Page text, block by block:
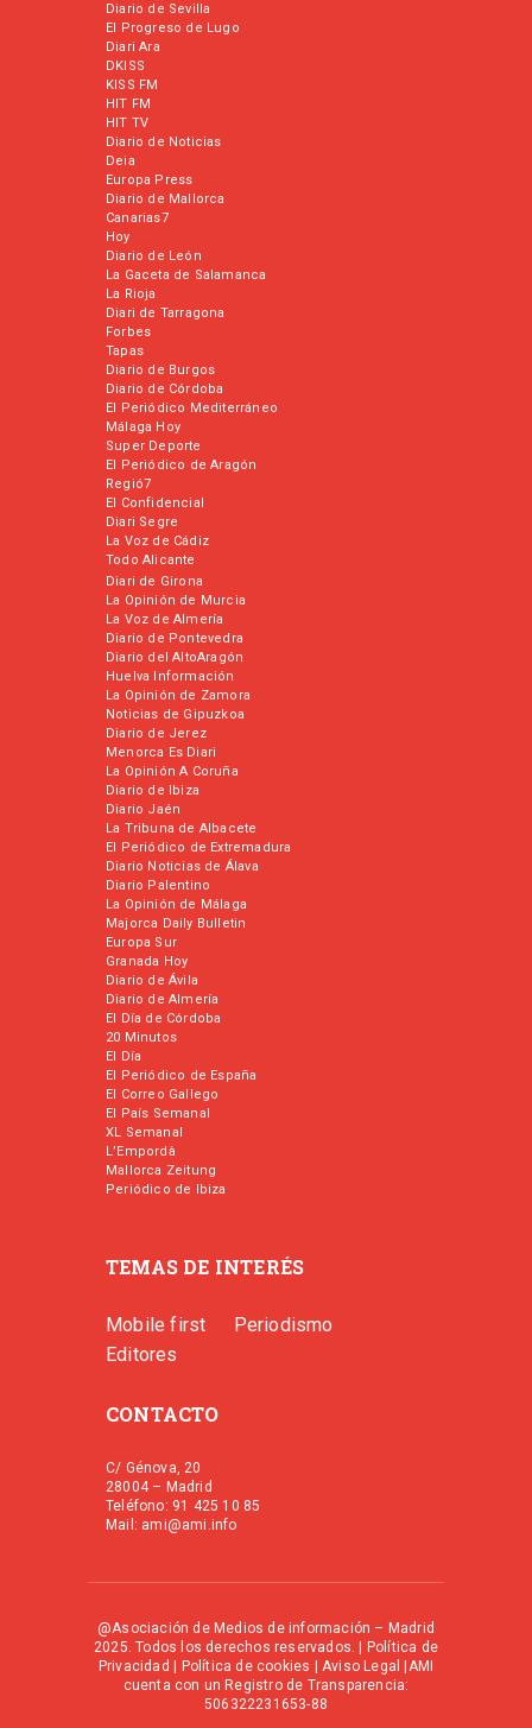
Diario de Sevilla
El Progreso de Lugo
Diari Ara
DKISS
KISS FM
HIT FM
HIT TV
Diario de Noticias
Deia
Europa Press
Diario de Mallorca
Canarias7
Hoy
Diario de León
La Gaceta de Salamanca
La Rioja
Diari de Tarragona
Forbes
Tapas
Diario de Burgos
Diario de Córdoba
El Periódico Mediterráneo
Málaga Hoy
Super Deporte
El Periódico de Aragón
Regió7
El Confidencial
Diari Segre
La Voz de Cádiz
Todo Alicante
Diari de Girona
La Opinión de Murcia
La Voz de Almería
Diario de Pontevedra
Diario del AltoAragón
Huelva Información
La Opinión de Zamora
Noticias de Gipuzkoa
Diario de Jerez
Menorca Es Diari
La Opinión A Coruña
Diario de Ibiza
Diario Jaén
La Tribuna de Albacete
El Periódico de Extremadura
Diario Noticias de Álava
Diario Palentino
La Opinión de Málaga
Majorca Daily Bulletin
Europa Sur
Granada Hoy
Diario de Ávila
Diario de Almería
El Día de Córdoba
20 Minutos
El Día
El Periódico de España
El Correo Gallego
El País Semanal
XL Semanal
L’Empordà
Mallorca Zeitung
Periódico de Ibiza
TEMAS DE INTERÉS
Mobile first
Periodismo
Editores
CONTACTO
C/ Génova, 20
28004 – Madrid
Teléfono: 91 425 10 85
Mail: ami@ami.info
@Asociación de Medios de información – Madrid
2025. Todos los derechos reservados. |
Política de
Privacidad
Política de cookies Aviso Legal
|AMI
cuenta con un Registro de Transparencia:
506322231653-88